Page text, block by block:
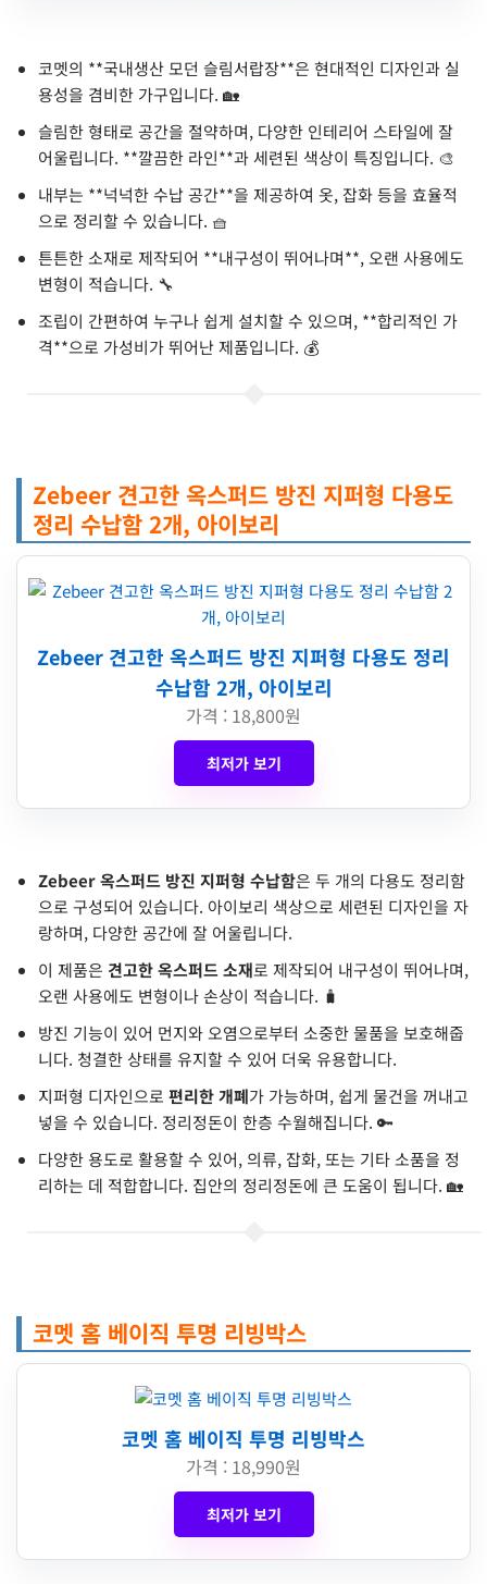
코멧의 **국내생산 모던 슬림서랍장**은 현대적인 디자인과 실
용성을 겸비한 가구입니다. 🏡
슬림한 형태로 공간을 절약하며, 다양한 인테리어 스타일에 잘
어울립니다. **깔끔한 라인**과 세련된 색상이 특징입니다. 🎨
내부는 **넉넉한 수납 공간**을 제공하여 옷, 잡화 등을 효율적
으로 정리할 수 있습니다. 🧺
튼튼한 소재로 제작되어 **내구성이 뛰어나며**, 오랜 사용에도
변형이 적습니다. 🔧
조립이 간편하여 누구나 쉽게 설치할 수 있으며, **합리적인 가
격**으로 가성비가 뛰어난 제품입니다. 💰
Zebeer 견고한 옥스퍼드 방진 지퍼형 다용도
정리 수납함 2개, 아이보리
Zebeer 견고한 옥스퍼드 방진 지퍼형 다용도 정리
수납함 2개, 아이보리
가격 : 18,800원
최저가 보기
Zebeer 옥스퍼드 방진 지퍼형 수납함은 두 개의 다용도 정리함
으로 구성되어 있습니다. 아이보리 색상으로 세련된 디자인을 자
랑하며, 다양한 공간에 잘 어울립니다.
이 제품은 견고한 옥스퍼드 소재로 제작되어 내구성이 뛰어나며,
오랜 사용에도 변형이나 손상이 적습니다. 🧳
방진 기능이 있어 먼지와 오염으로부터 소중한 물품을 보호해줍
니다. 청결한 상태를 유지할 수 있어 더욱 유용합니다.
지퍼형 디자인으로 편리한 개폐가 가능하며, 쉽게 물건을 꺼내고
넣을 수 있습니다. 정리정돈이 한층 수월해집니다. 🔑
다양한 용도로 활용할 수 있어, 의류, 잡화, 또는 기타 소품을 정
리하는 데 적합합니다. 집안의 정리정돈에 큰 도움이 됩니다. 🏡
코멧 홈 베이직 투명 리빙박스
코멧 홈 베이직 투명 리빙박스
가격 : 18,990원
최저가 보기